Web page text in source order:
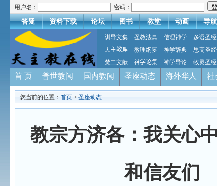
用户名： 密码：
答疑 资料下载 论坛 图书 教堂 动画 导航
训导文集 圣教法典 信理神学
多语圣经
天主教理
教理纲要 神学辞典
思高圣经
梵二文献
神学论集 神学导论 牧灵圣经
首 页 普世教闻 国内教闻 圣座动态 海外华人 社
您当前的位置： 首页 > 圣座动态
教宗方济各：我关心
和信友们